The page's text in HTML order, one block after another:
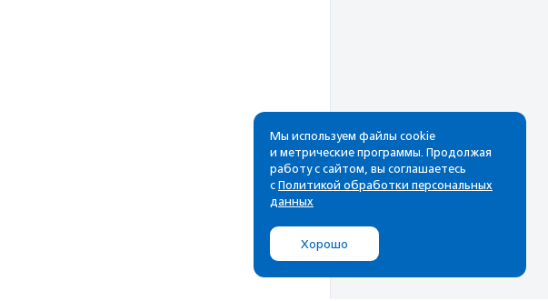
Рассылка
Cамые свежие новости,
почтовом ящике
Мы используем файлы cookie
и метрические программы. Продолжая
работу с сайтом, вы соглашаетесь
с Политикой обработки персональных
данных
Хорошо